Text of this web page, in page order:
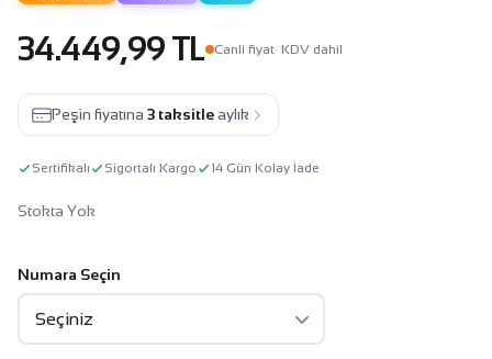
34.449,99 TL Canli fiyat· KDV dahil
Peşin fiyatına 3 taksitle aylık
Sertifikalı Sigortalı Kargo 14 Gün Kolay İade
Stokta Yok
Numara Seçin